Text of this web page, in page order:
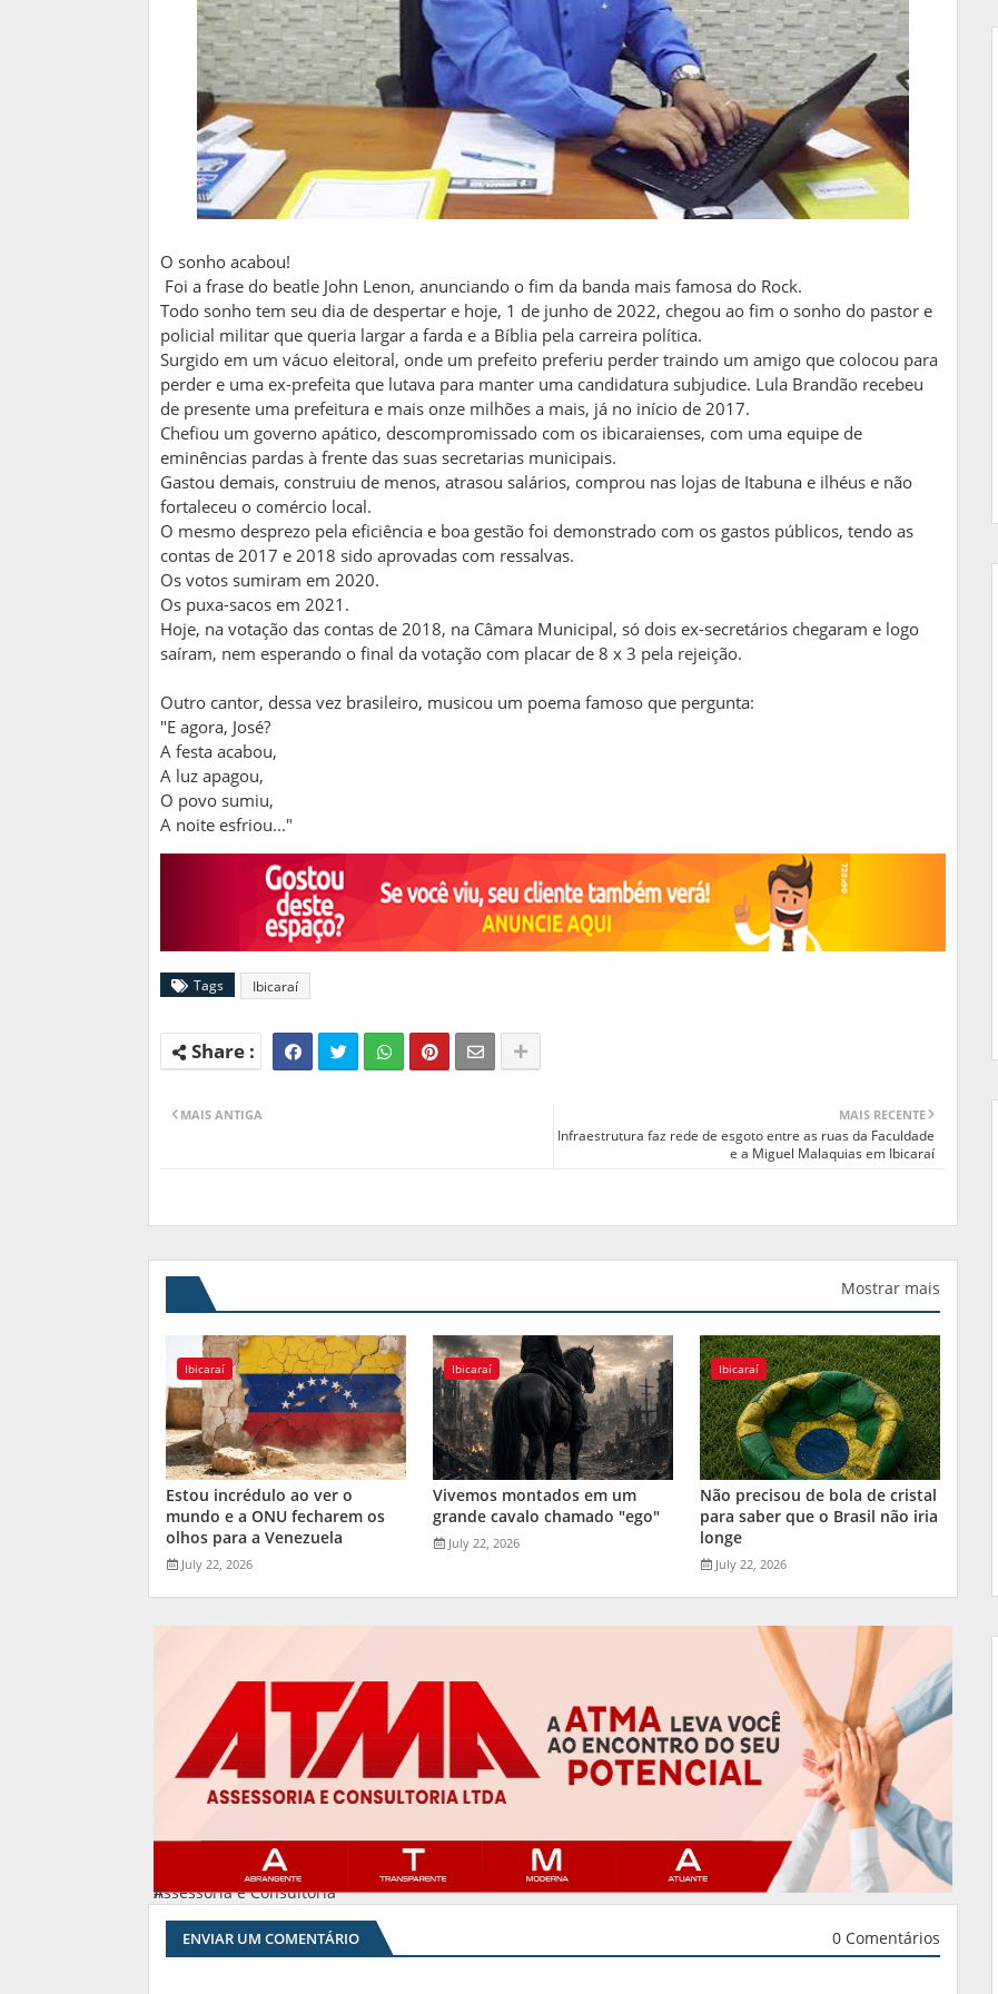
O sonho acabou!
Foi a frase do beatle John Lenon, anunciando o fim da banda mais famosa do Rock.
Todo sonho tem seu dia de despertar e hoje, 1 de junho de 2022, chegou ao fim o sonho do pastor e
policial militar que queria largar a farda e a Bíblia pela carreira política.
Surgido em um vácuo eleitoral, onde um prefeito preferiu perder traindo um amigo que colocou para
perder e uma ex-prefeita que lutava para manter uma candidatura subjudice. Lula Brandão recebeu
de presente uma prefeitura e mais onze milhões a mais, já no início de 2017.
Chefiou um governo apático, descompromissado com os ibicaraienses, com uma equipe de
eminências pardas à frente das suas secretarias municipais.
Gastou demais, construiu de menos, atrasou salários, comprou nas lojas de Itabuna e ilhéus e não
fortaleceu o comércio local.
O mesmo desprezo pela eficiência e boa gestão foi demonstrado com os gastos públicos, tendo as
contas de 2017 e 2018 sido aprovadas com ressalvas.
Os votos sumiram em 2020.
Os puxa-sacos em 2021.
Hoje, na votação das contas de 2018, na Câmara Municipal, só dois ex-secretários chegaram e logo
saíram, nem esperando o final da votação com placar de 8 x 3 pela rejeição.
Outro cantor, dessa vez brasileiro, musicou um poema famoso que pergunta:
"E agora, José?
A festa acabou,
A luz apagou,
O povo sumiu,
A noite esfriou..."
Tags Ibicaraí
MAIS RECENTE
Infraestrutura faz rede de esgoto entre as ruas da Faculdade
e a Miguel Malaquias em Ibicaraí
MAIS ANTIGA
Mostrar mais
Ibicaraí
Estou incrédulo ao ver o
mundo e a ONU fecharem os
olhos para a Venezuela
July 22, 2026
Ibicaraí
Vivemos montados em um
grande cavalo chamado "ego"
July 22, 2026
Ibicaraí
Não precisou de bola de cristal
para saber que o Brasil não iria
longe
July 22, 2026
Assessoria e Consultoria
#
ENVIAR UM COMENTÁRIO 0 Comentários